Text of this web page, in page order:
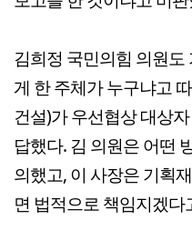
김희정 국민의힘 의원
게 한 주체가 누구냐고
건설)가 우선협상 대상
답했다. 김 의원은 어떤
의했고, 이 사장은 기획
면 법적으로 책임지겠다